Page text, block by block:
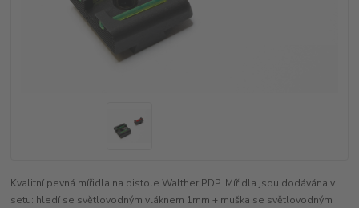
Kvalitní pevná mířidla na pistole Walther PDP. Mířidla jsou dodávána v
setu: hledí se světlovodným vláknem 1mm + muška se světlovodným